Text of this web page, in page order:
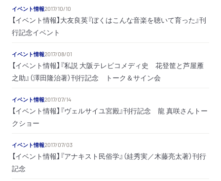
イベント情報2017/10/10
【イベント情報】大友良英『ぼくはこんな音楽を聴いて育った』刊
行記念イベント
イベント情報2017/08/01
【イベント情報】『私説 大阪テレビコメディ史 花登筐と芦屋雁
之助』（澤田隆治著）刊行記念 トーク＆サイン会
イベント情報2017/07/14
【イベント情報】『ヴェルサイユ宮殿』刊行記念 龍 真咲さんトー
クショー
イベント情報2017/07/03
【イベント情報】『アナキスト民俗学』（絓秀実／木藤亮太著）刊行
記念